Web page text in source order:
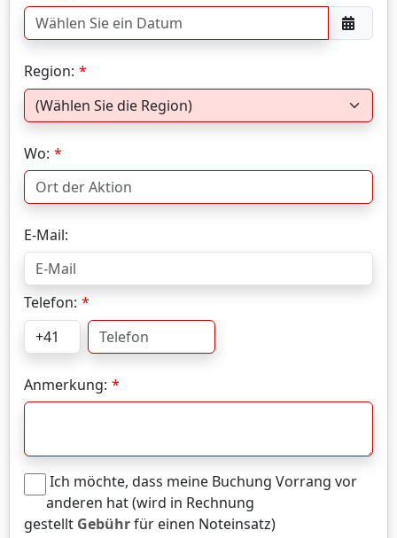
Region:
Wo:
E-Mail:
Telefon:
Anmerkung:
Ich möchte, dass meine Buchung Vorrang vor
anderen hat (wird in Rechnung
gestellt Gebührfür einen Noteinsatz)